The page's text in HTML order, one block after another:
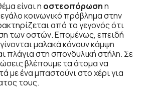
είναι η οστεοπόρωσηη
κοινωνικό πρόβλημα στην
από το γεγονός ότι
των οστών. Επομένως, επειδή
μαλακά κάνουν κάμψη
πλάγια στη σπονδυλική στήλη. Σε
βλέπουμε τα άτομα να
με ένα μπαστούνι στο χέρι για
τους.